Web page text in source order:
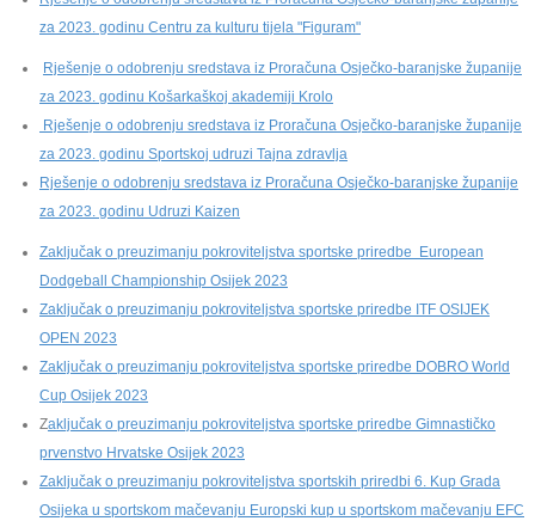
za 2023. godinu Centru za kulturu tijela "Figuram"
Rješenje o odobrenju sredstava iz Proračuna Osječko-baranjske županije
za 2023. godinu Košarkaškoj akademiji Krolo
Rješenje o odobrenju sredstava iz Proračuna Osječko-baranjske županije
za 2023. godinu Sportskoj udruzi Tajna zdravlja
Rješenje o odobrenju sredstava iz Proračuna Osječko-baranjske županije
za 2023. godinu Udruzi Kaizen
Zaključak o preuzimanju pokroviteljstva sportske priredbe European
Dodgeball Championship Osijek 2023
Zaključak o preuzimanju pokroviteljstva sportske priredbe ITF OSIJEK
OPEN 2023
Zaključak o preuzimanju pokroviteljstva sportske priredbe DOBRO World
Cup Osijek 2023
Zaključak o preuzimanju pokroviteljstva sportske priredbe Gimnastičko
prvenstvo Hrvatske Osijek 2023
Zaključak o preuzimanju pokroviteljstva sportskih priredbi 6. Kup Grada
Osijeka u sportskom mačevanju Europski kup u sportskom mačevanju EFC